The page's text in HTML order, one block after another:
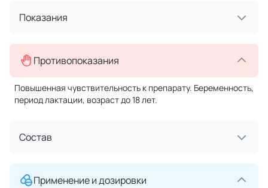
Показания
Противопоказания
Повышенная чувствительность к препарату. Беременность,
период лактации, возраст до 18 лет.
Состав
Применение и дозировки